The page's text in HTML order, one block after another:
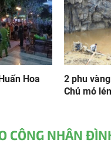
Hoa
2 phu
Chủ mỏ
CÔNG NHÂN